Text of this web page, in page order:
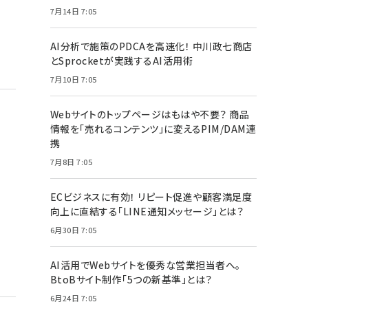
7月14日 7:05
AI分析で施策のPDCAを高速化！ 中川政七商店
とSprocketが実践するAI活用術
7月10日 7:05
Webサイトのトップページはもはや不要？ 商品
情報を「売れるコンテンツ」に変えるPIM/DAM連
携
7月8日 7:05
ECビジネスに有効！ リピート促進や顧客満足度
向上に直結する「LINE通知メッセージ」とは？
6月30日 7:05
AI活用でWebサイトを優秀な営業担当者へ。
BtoBサイト制作「5つの新基準」とは？
6月24日 7:05